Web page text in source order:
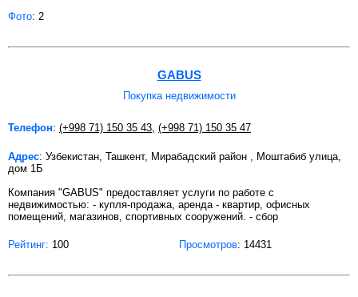
Фото: 2
GABUS
Покупка недвижимости
Телефон: (+998 71) 150 35 43, (+998 71) 150 35 47
Адрес: Узбекистан, Ташкент, Мирабадский район , Моштабиб улица,
дом 1Б
Компания "GABUS" предоставляет услуги по работе с
недвижимостью: - купля-продажа, аренда - квартир, офисных
помещений, магазинов, спортивных сооружений. - сбор
Рейтинг: 100 Просмотров: 14431